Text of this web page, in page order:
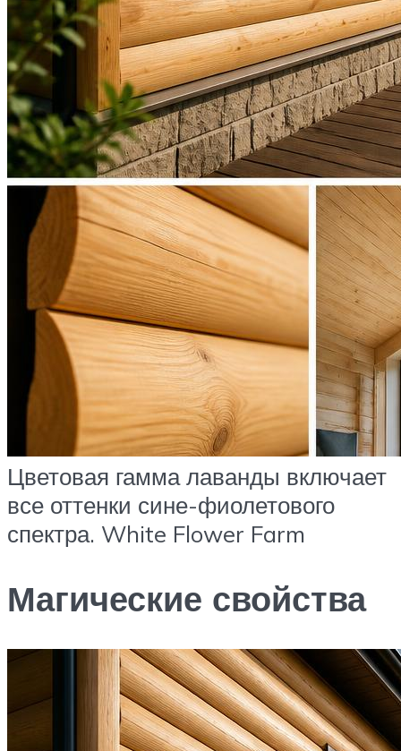
Цветовая гамма лаванды включает
все оттенки сине-фиолетового
спектра. White Flower Farm
Магические свойства